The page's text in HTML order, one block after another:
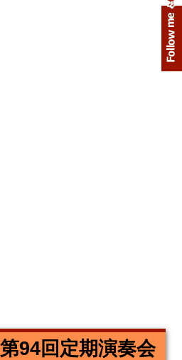
94回定期演奏会